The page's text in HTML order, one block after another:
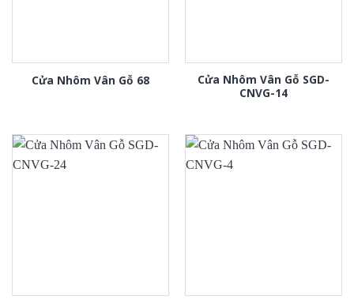
Cửa Nhôm Vân Gỗ 68
Cửa Nhôm Vân Gỗ SGD-
CNVG-14